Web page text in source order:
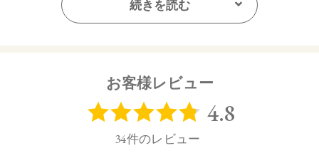
続きを読む
お客様レビュー